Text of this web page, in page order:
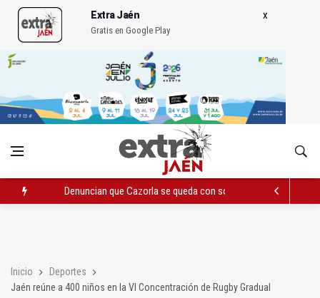
Extra Jaén
Gratis en Google Play
Denuncian que Cazorla se queda con solo dos bomberos por
Inicio
Deportes
Jaén reúne a 400 niños en la VI Concentración de Rugby Gradual